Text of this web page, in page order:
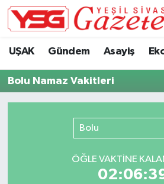
UŞAK Gündem Asayiş
Bolu Namaz Vakitleri
Bolu
ÖĞLE VAKTİNE
Hava Durumu
Namaz Vakitleri
Süper Lig Puan Durumu ve